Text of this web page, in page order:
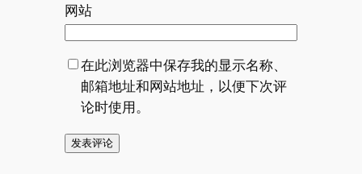
网站
在此浏览器中保存我的显示名称、
邮箱地址和网站地址，以便下次评
论时使用。